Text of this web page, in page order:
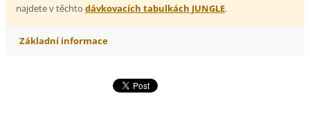
najdete v těchto dávkovacích tabulkách JUNGLE.
Základní informace